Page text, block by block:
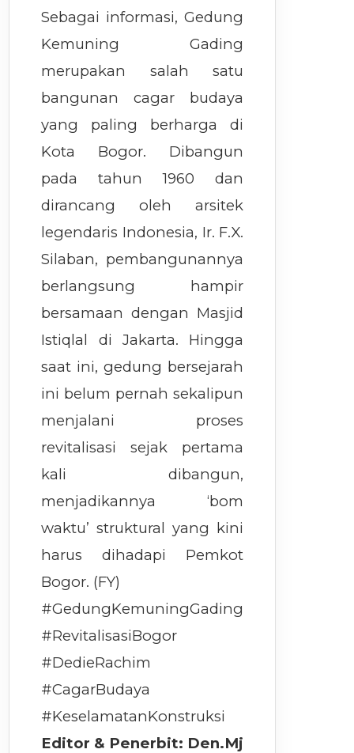
Sebagai informasi, Gedung
Kemuning Gading
merupakan salah satu
bangunan cagar budaya
yang paling berharga di
Kota Bogor. Dibangun
pada tahun 1960 dan
dirancang oleh arsitek
legendaris Indonesia, Ir. F.X.
Silaban, pembangunannya
berlangsung hampir
bersamaan dengan Masjid
Istiqlal di Jakarta. Hingga
saat ini, gedung bersejarah
ini belum pernah sekalipun
menjalani proses
revitalisasi sejak pertama
kali dibangun,
menjadikannya ‘bom
waktu’ struktural yang kini
harus dihadapi Pemkot
Bogor. (FY)
#GedungKemuningGading
#RevitalisasiBogor
#DedieRachim
#CagarBudaya
#KeselamatanKonstruksi
Editor & Penerbit: Den.Mj